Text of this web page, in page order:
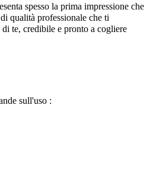
spesso la prima impressione che
qualità professionale che ti
te, credibile e pronto a cogliere
sull'uso :